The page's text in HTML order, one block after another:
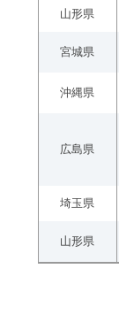
山形県
宮城県
沖縄県
広島県
埼玉県
山形県